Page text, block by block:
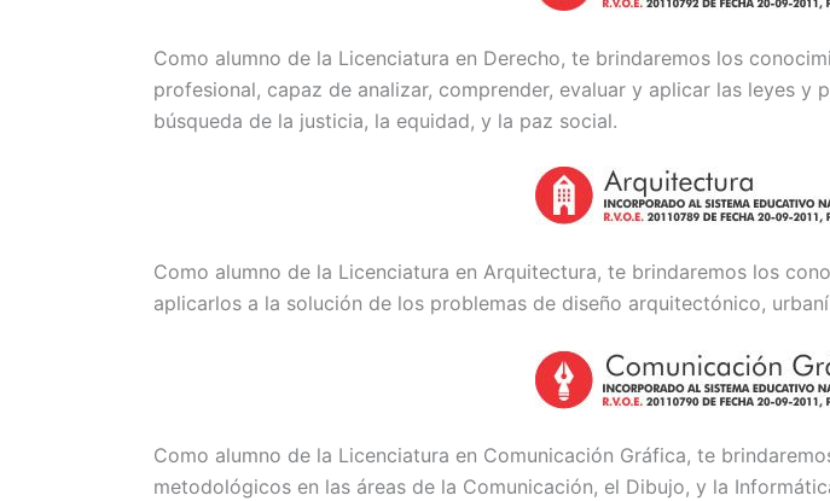
Como alumno de la Licenciatura en Derecho, te brindaremos los
profesional, capaz de analizar, comprender, evaluar y aplicar las leyes y
búsqueda de la justicia, la equidad, y la paz social.
Como alumno de la Licenciatura en Arquitectura, te brindaremos los
aplicarlos a la solución de los problemas de diseño arquitectónico,
Como alumno de la Licenciatura en Comunicación Gráfica, te
metodológicos en las áreas de la Comunicación, el Dibujo, y la